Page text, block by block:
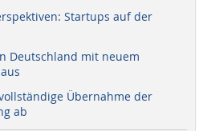
Startups auf der
Deutschland mit neuem
Übernahme der
ab